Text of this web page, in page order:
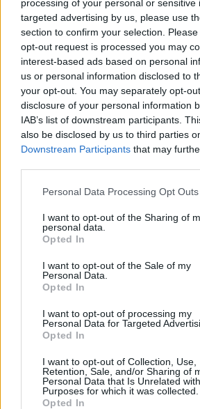
processing of your personal or sensitive
targeted advertising by us, please use
section to confirm your selection.
opt-out request is processed you may
interest-based ads based on personal
us or personal information disclosed to
your opt-out. You may separately opt-
disclosure of your personal information
IAB’s list of downstream participants.
also be disclosed by us to third parties
Downstream Participants that may
Personal Data Processing Opt Outs
I want to opt-out of the Sharing of
personal data.
Opted In
I want to opt-out of the Sale of my
Personal Data.
Opted In
I want to opt-out of processing my
Personal Data for Targeted
Opted In
I want to opt-out of Collection, Use,
Retention, Sale, and/or Sharing of
Personal Data that Is Unrelated
Purposes for which it was collected.
Opted In